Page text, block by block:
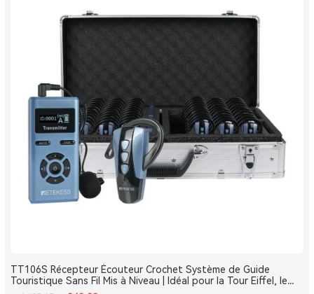
TT106S Récepteur Écouteur Crochet Système de Guide
Touristique Sans Fil Mis à Niveau | Idéal pour la Tour Eiffel, le